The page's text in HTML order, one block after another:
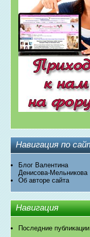
Навигация по
Блог Валентина
Денисова-Мельникова
Об авторе сайта
Навигация
Последние публикации